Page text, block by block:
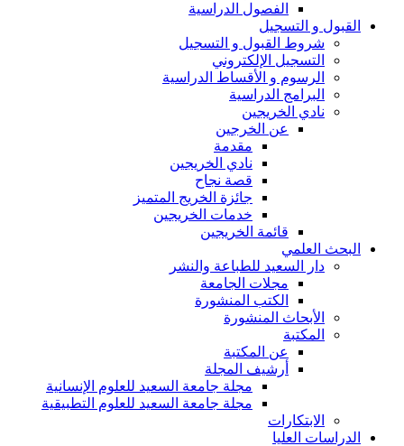
الفصول الدراسية
القبول و التسجيل
شروط القبول و التسجيل
التسجيل الإلكتروني
الرسوم و الأقساط الدراسية
البرامج الدراسية
نادي الخريجين
عن الخرجين
مقدمة
نادي الخريجين
قصة نجاح
جائزة الخريج المتميز
خدمات الخريجين
قائمة الخريجين
البحث العلمي
دار السعيد للطباعة والنشر
مجلات الجامعة
الكتب المنشورة
الأبحاث المنشورة
المكتبة
عن المكتبة
أرشيف المجلة
مجلة جامعة السعيد للعلوم الإنسانية
مجلة جامعة السعيد للعلوم التطبيقية
الابتكارات
الدراسات العليا